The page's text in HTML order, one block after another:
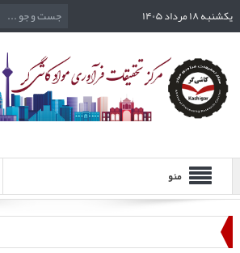
یکشنبه ۱۸ مرداد ۱۴۰۵
منو